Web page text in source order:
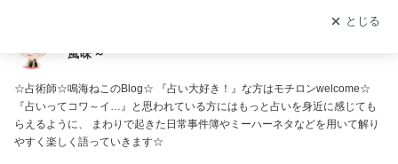
風味～
☆占術師☆鳴海ねこのBlog☆ 『占い大好き！』な方はモチロンwelcome☆
『占いってコワ～イ…』と思われている方にはもっと占いを身近に感じても
らえるように、 まわりで起きた日常事件簿やミーハーネタなどを用いて解り
やすく楽しく語っていきます☆